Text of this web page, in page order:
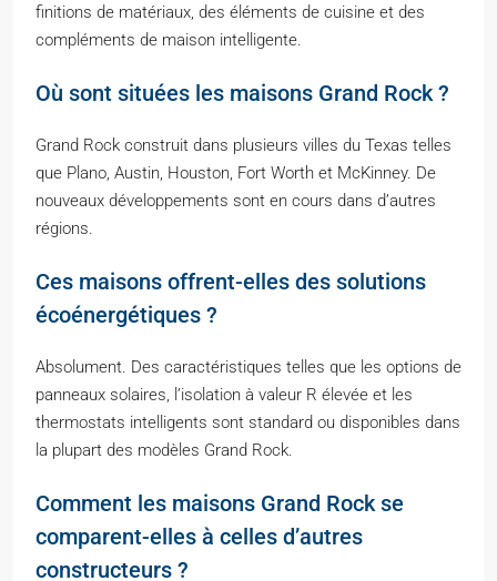
finitions de matériaux, des éléments de cuisine et des
compléments de maison intelligente.
Où sont situées les maisons Grand Rock ?
Grand Rock construit dans plusieurs villes du Texas telles
que Plano, Austin, Houston, Fort Worth et McKinney. De
nouveaux développements sont en cours dans d’autres
régions.
Ces maisons offrent-elles des solutions
écoénergétiques ?
Absolument. Des caractéristiques telles que les options de
panneaux solaires, l’isolation à valeur R élevée et les
thermostats intelligents sont standard ou disponibles dans
la plupart des modèles Grand Rock.
Comment les maisons Grand Rock se
comparent-elles à celles d’autres
constructeurs ?